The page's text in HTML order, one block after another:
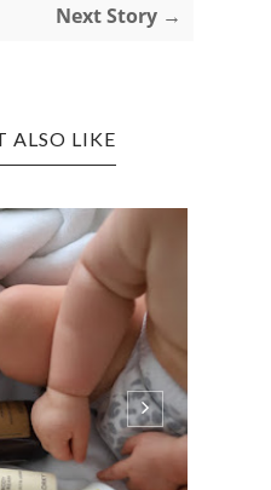
Next Story →
ALSO LIKE